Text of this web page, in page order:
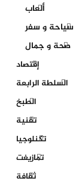
ألعاب
سياحة و سفر
صحة و جمال
إقتصاد
السلطة الرابعة
الطبخ
تقنية
تكنلوجيا
تمازيغت
ثقافة